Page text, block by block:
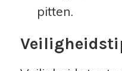
pitten.